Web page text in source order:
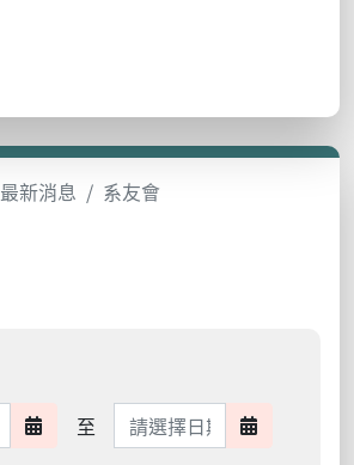
最新消息 系友會
日期範圍開始
至 日期範圍結束 日期範圍